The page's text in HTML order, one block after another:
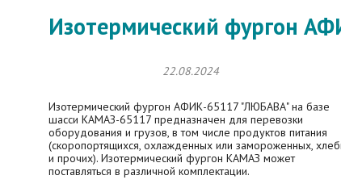
Изотермический фургон
22.08.2024
Изотермический фургон АФИК-65117 "ЛЮБАВА" на базе
шасси КАМАЗ-65117 предназначен для перевозки
оборудования и грузов, в том числе продуктов питания
(скоропортящихся, охлажденных или замороженных,
и прочих). Изотермический фургон КАМАЗ может
поставляться в различной комплектации.